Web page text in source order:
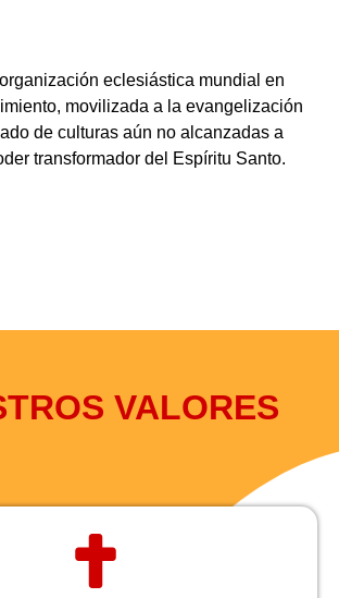
eclesiástica mundial en
movilizada a la evangelización
de culturas aún no alcanzadas a
transformador del Espíritu Santo.
VALORES